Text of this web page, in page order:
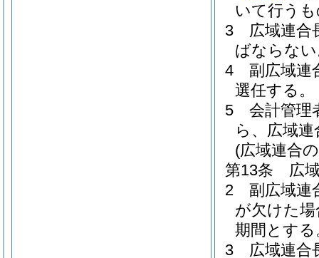
いて行う
3
広域連
ばならな
4
副広域連
選任する。
5
会計管理
ら、広域
(広域連合
第13条
広
2
副広域連
が欠けた
期間とする
3
広域連